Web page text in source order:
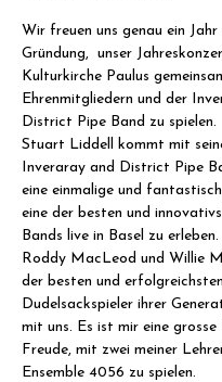
Wir freuen uns genau ein Jahr
Gründung,  unser
Kulturkirche Paulus
Ehrenmitgliedern und der
District Pipe Band zu spielen.
Stuart Liddell kommt mit
Inveraray and District Pipe
eine einmalige und
eine der besten und
Bands live in Basel zu erleben.
Roddy MacLeod und Willie
der besten und erfolgreichsten
Dudelsackspieler ihrer
mit uns. Es ist mir eine grosse
Freude, mit zwei meiner
Ensemble 4056 zu spielen.